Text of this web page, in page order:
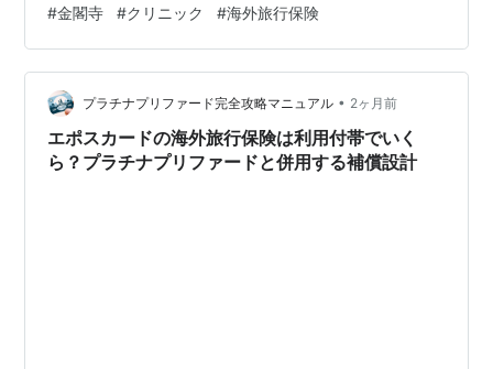
風呂。朝ご飯は6時半からなので、部屋でコーヒーをいれ
て一息ついてから、朝食会場へ。コンパクトなホテルな
ので、並ぶこともなく、１階のスペースでブュッフェ。
残念ながら、ゆで卵はなし。朝カレーがあっ…
#金閣寺 #クリニック #海外旅行保険
プラチナプリファード完全攻略マニュアル • 2ヶ月前
エポスカードの海外旅行保険は利用付帯でいく
ら？プラチナプリファードと併用する補償設計